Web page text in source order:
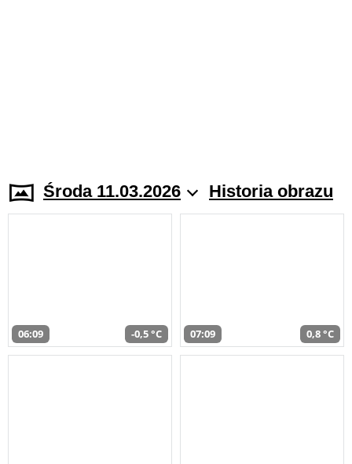
Środa 11.03.2026 Historia obrazu
06:09 -0,5 °C 07:09 0,8 °C